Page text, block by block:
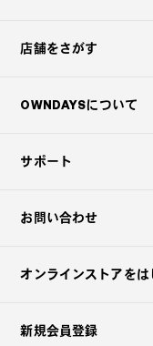
店舗をさがす
OWNDAYSについて
サポート
お問い合わせ
オンラインストアをは
新規会員登録